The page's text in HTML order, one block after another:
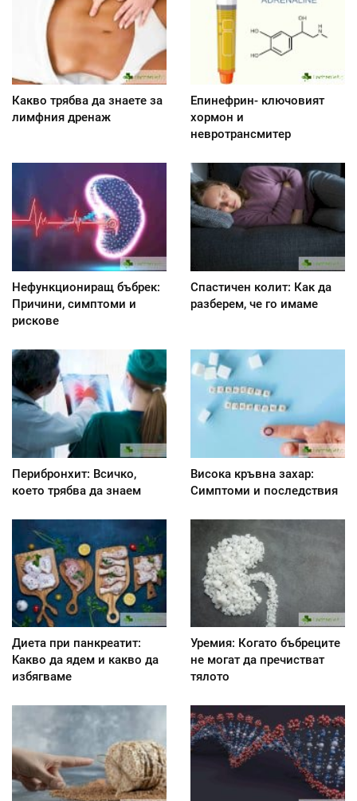
Какво трябва да знаете за
лимфния дренаж
Епинефрин- ключовият
хормон и
невротрансмитер
Нефункциониращ бъбрек:
Причини, симптоми и
рискове
Спастичен колит: Как да
разберем, че го имаме
Перибронхит: Всичко,
което трябва да знаем
Висока кръвна захар:
Симптоми и последствия
Диета при панкреатит:
Kакво да ядем и какво да
избягваме
Уремия: Когато бъбреците
не могат да пречистват
тялото